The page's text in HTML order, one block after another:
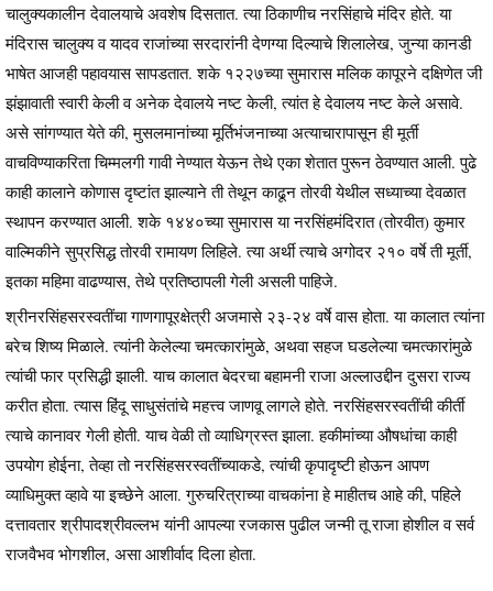
चालुक्यकालीन देवालयाचे अवशेष दिसतात. त्या ठिकाणीच नरसिंहाचे मंदिर होते. या
मंदिरास चालुक्य व यादव राजांच्या सरदारांनी देणग्या दिल्याचे शिलालेख, जुन्या कानडी
भाषेत आजही पहावयास सापडतात. शके १२२७च्या सुमारास मलिक कापूरने दक्षिणेत जी
झंझावाती स्वारी केली व अनेक देवालये नष्ट केली, त्यांत हे देवालय नष्ट केले असावे.
असे सांगण्यात येते की, मुसलमानांच्या मूर्तिभंजनाच्या अत्याचारापासून ही मूर्ती
वाचविण्याकरिता चिम्मलगी गावी नेण्यात येऊन तेथे एका शेतात पुरून ठेवण्यात आली. पुढे
काही कालाने कोणास दृष्टांत झाल्याने ती तेथून काढून तोरवी येथील सध्याच्या देवळात
स्थापन करण्यात आली. शके १४४०च्या सुमारास या नरसिंहमंदिरात (तोरवीत) कुमार
वाल्मिकीने सुप्रसिद्ध तोरवी रामायण लिहिले. त्या अर्थी त्याचे अगोदर २१० वर्षे ती मूर्ती,
इतका महिमा वाढण्यास, तेथे प्रतिष्ठापली गेली असली पाहिजे.
श्रीनरसिंहसरस्वतींचा गाणगापूरक्षेत्री अजमासे २३-२४ वर्षे वास होता. या कालात त्यांना
बरेच शिष्य मिळाले. त्यांनी केलेल्या चमत्कारांमुळे, अथवा सहज घडलेल्या चमत्कारांमुळे
त्यांची फार प्रसिद्धी झाली. याच कालात बेदरचा बहामनी राजा अल्लाउद्दीन दुसरा राज्य
करीत होता. त्यास हिंदू साधुसंतांचे महत्त्व जाणवू लागले होते. नरसिंहसरस्वतींची कीर्ती
त्याचे कानावर गेली होती. याच वेळी तो व्याधिग्रस्त झाला. हकीमांच्या औषधांचा काही
उपयोग होईना, तेव्हा तो नरसिंहसरस्वतींच्याकडे, त्यांची कृपादृष्टी होऊन आपण
व्याधिमुक्त व्हावे या इच्छेने आला. गुरुचरित्राच्या वाचकांना हे माहीतच आहे की, पहिले
दत्तावतार श्रीपादश्रीवल्लभ यांनी आपल्या रजकास पुढील जन्मी तू राजा होशील व सर्व
राजवैभव भोगशील, असा आशीर्वाद दिला होता.